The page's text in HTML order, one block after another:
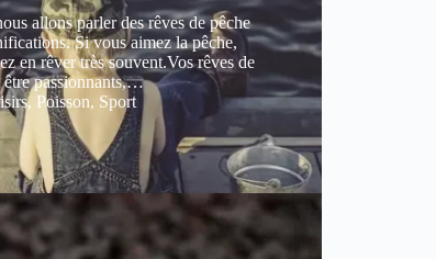
allons parler des rêves de pêche
Si vous aimez la pêche,
en rêver très souvent.Vos rêves de
être passionnants,…
, Poisson, Sport